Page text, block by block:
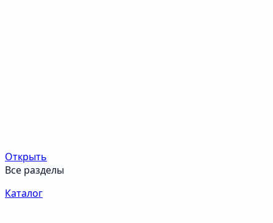
Открыть
Все разделы
Каталог